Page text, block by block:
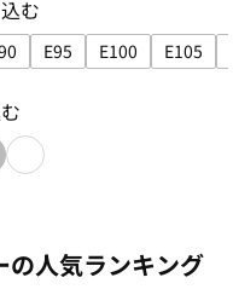
む
み: E80
絞り込み: E85
サイズで絞り込み: E90
E95
サイズで絞り込み: E95
E100
サイズで絞り
E105
サイ
人気ランキング